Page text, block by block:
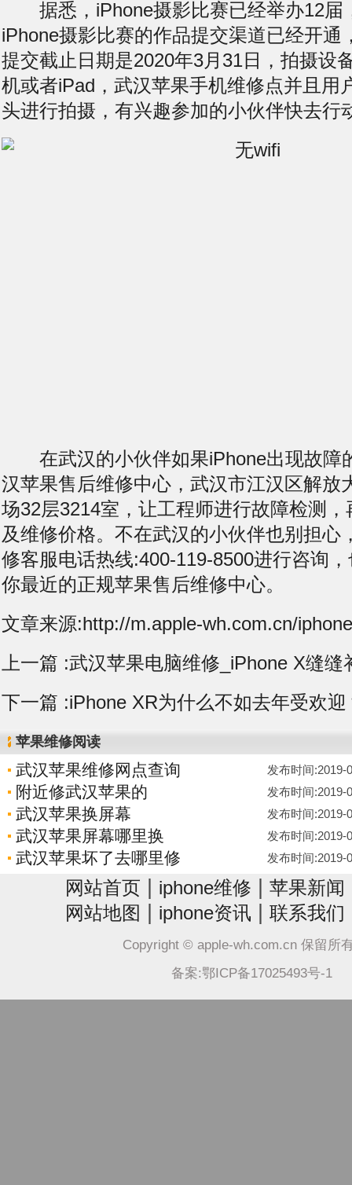
据悉，iPhone摄影比赛已经举办12届
iPhone摄影比赛的作品提交渠道已经开通
提交截止日期是2020年3月31日，拍摄设
机或者iPad，武汉苹果手机维修点并且用
头进行拍摄，有兴趣参加的小伙伴快去行
在武汉的小伙伴如果iPhone出现故障
汉苹果售后维修中心，武汉市江汉区解放
场32层3214室，让工程师进行故障检测
及维修价格。不在武汉的小伙伴也别担心
修客服电话热线:400-119-8500进行咨询
你最近的正规苹果售后维修中心。
文章来源:http://m.apple-wh.com.cn/
上一篇 :武汉苹果电脑维修_iPhone X缝缝
下一篇 :iPhone XR为什么不如去年受欢迎
苹果维修阅读
武汉苹果维修网点查询 发布时间:2019-
附近修武汉苹果的 发布时间:2019-
武汉苹果换屏幕 发布时间:2019-
武汉苹果屏幕哪里换 发布时间:2019-
武汉苹果坏了去哪里修 发布时间:2019-
网站首页 iphone维修 苹果新闻
网站地图 iphone资讯 联系我们
Copyright © apple-wh.com.cn 保留所
备案:鄂ICP备17025493号-1